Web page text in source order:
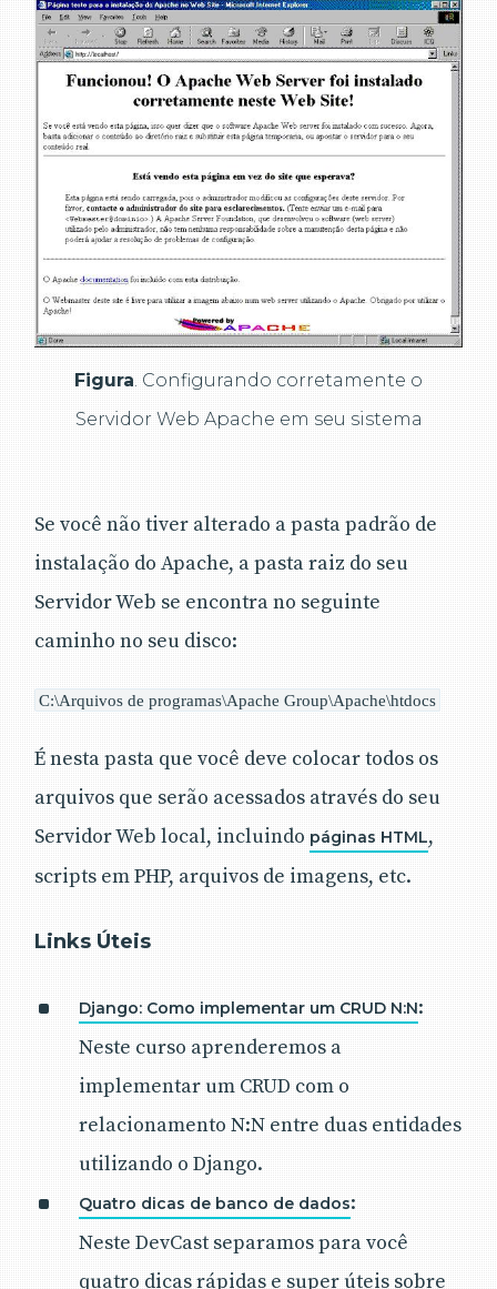
Figura. Configurando corretamente o
Servidor Web Apache em seu sistema
Se você não tiver alterado a pasta padrão de
instalação do Apache, a pasta raiz do seu
Servidor Web se encontra no seguinte
caminho no seu disco:
C:\Arquivos de programas\Apache Group\Apache\htdocs
É nesta pasta que você deve colocar todos os
arquivos que serão acessados através do seu
Servidor Web local, incluindo páginas HTML,
scripts em PHP, arquivos de imagens, etc.
Links Úteis
Django: Como implementar um CRUD N:N:
Neste curso aprenderemos a
implementar um CRUD com o
relacionamento N:N entre duas entidades
utilizando o Django.
Quatro dicas de banco de dados:
Neste DevCast separamos para você
quatro dicas rápidas e super úteis sobre